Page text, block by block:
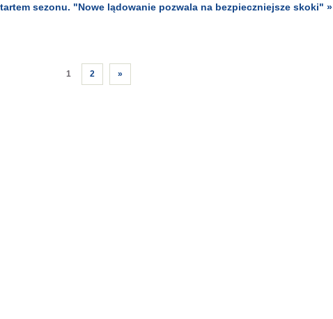
sezonu. "Nowe lądowanie pozwala na bezpieczniejsze skoki" »
1 2 »